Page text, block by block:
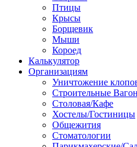
Птицы
Крысы
Борщевик
Мыши
Короед
Калькулятор
Организациям
Уничтожение
Строительные
Столовая/Кафе
Хостелы/Гостиницы
Общежития
Стоматологии